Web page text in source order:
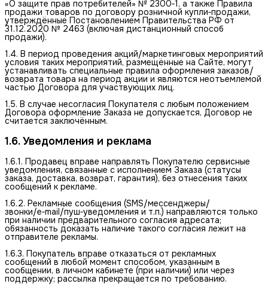
«О защите прав потребителей» № 2300‑1, а также Правила
продажи товаров по договору розничной купли‑продажи,
утверждённые Постановлением Правительства РФ от
31.12.2020 № 2463 (включая дистанционный способ
продажи).
1.4. В период проведения акций/маркетинговых мероприятий
условия таких мероприятий, размещённые на Сайте, могут
устанавливать специальные правила оформления заказов/
возврата товара на период акции и являются неотъемлемой
частью Договора для участвующих лиц.
1.5. В случае несогласия Покупателя с любым положением
Договора оформление Заказа не допускается, Договор не
считается заключённым.
1.6. Уведомления и реклама
1.6.1. Продавец вправе направлять Покупателю сервисные
уведомления, связанные с исполнением Заказа (статусы
заказа, доставка, возврат, гарантия), без отнесения таких
сообщений к рекламе.
1.6.2. Рекламные сообщения (SMS/мессенджеры/
звонки/e‑mail/пуш‑уведомления и т.п.) направляются только
при наличии предварительного согласия адресата;
обязанность доказать наличие такого согласия лежит на
отправителе рекламы.
1.6.3. Покупатель вправе отказаться от рекламных
сообщений в любой момент способом, указанным в
сообщении, в личном кабинете (при наличии) или через
поддержку; рассылка прекращается по требованию.